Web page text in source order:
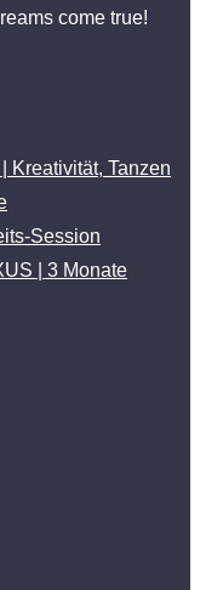
come true!
Kreativität, Tanzen
Session
| 3 Monate